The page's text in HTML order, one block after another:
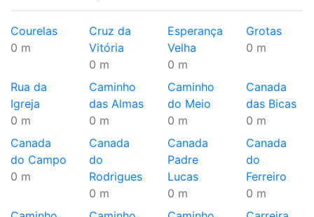
Courelas
0 m
Cruz da
Vitória
0 m
Esperança
Velha
0 m
Grotas
0 m
Rua da
Igreja
0 m
Caminho
das Almas
0 m
Caminho
do Meio
0 m
Canada
das Bicas
0 m
Canada
do Campo
0 m
Canada
do
Rodrigues
0 m
Canada
Padre
Lucas
0 m
Canada
do
Ferreiro
0 m